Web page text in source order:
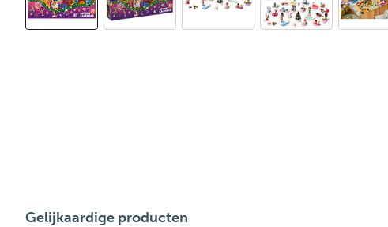
Gelijkaardige producten